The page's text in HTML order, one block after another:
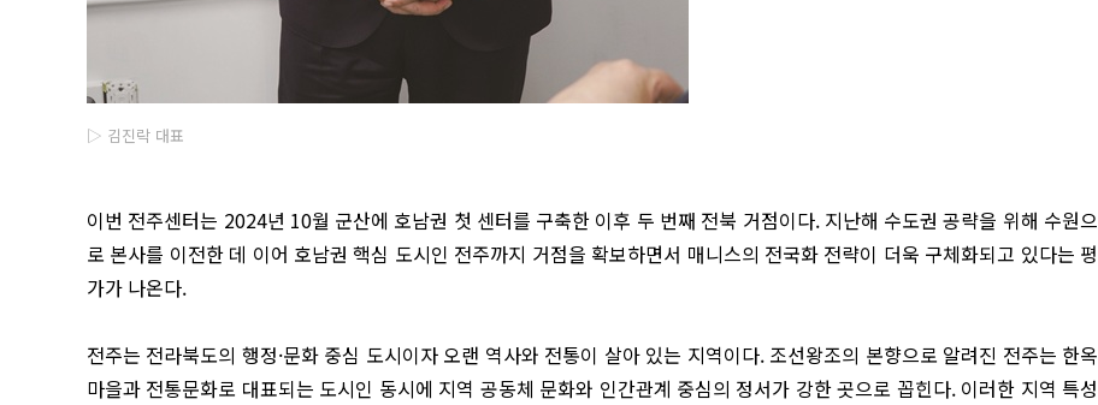
▷ 김진락 대표
이번 전주센터는 2024년 10월 군산에 호남권 첫 센터를 구축한 이후 두 번째 전북 거점이다. 지난해 수도권 공략을 위해 수원으
로 본사를 이전한 데 이어 호남권 핵심 도시인 전주까지 거점을 확보하면서 매니스의 전국화 전략이 더욱 구체화되고 있다는 평
가가 나온다.
전주는 전라북도의 행정·문화 중심 도시이자 오랜 역사와 전통이 살아 있는 지역이다. 조선왕조의 본향으로 알려진 전주는 한옥
마을과 전통문화로 대표되는 도시인 동시에 지역 공동체 문화와 인간관계 중심의 정서가 강한 곳으로 꼽힌다. 이러한 지역 특성